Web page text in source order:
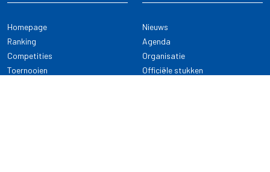
Homepage
Ranking
Competities
Toernooien
Nieuws
Agenda
Organisatie
Officiële stukken